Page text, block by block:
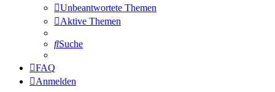
Unbeantwortete Themen
Aktive Themen
Suche
FAQ
Anmelden